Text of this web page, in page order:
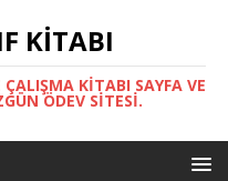
KITABI
KITABI SAYFA VE
ÖDEV SITESI.